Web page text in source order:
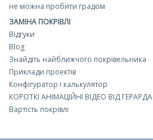
не можна пробити градом
ЗАМІНА ПОКРІВЛІ
Відгуки
Blog
Знайдіть найближчого покрівельника
Приклади проектів
Конфігуратор і калькулятор
КОРОТКІ АНІМАЦІЙНІ ВІДЕО ВІД ГЕРАРДА
Вартість покрівлі